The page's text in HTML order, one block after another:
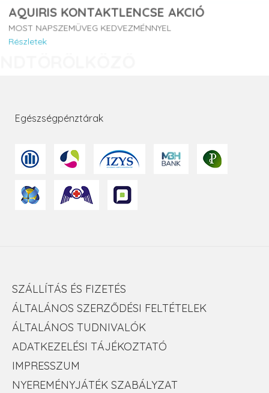
AQUIRIS KONTAKTLENCSE AKCIÓ
MOST NAPSZEMÜVEG KEDVEZMÉNNYEL
Részletek
Egészségpénztárak
SZÁLLÍTÁS ÉS FIZETÉS
ÁLTALÁNOS SZERZŐDÉSI FELTÉTELEK
ÁLTALÁNOS TUDNIVALÓK
ADATKEZELÉSI TÁJÉKOZTATÓ
IMPRESSZUM
NYEREMÉNYJÁTÉK SZABÁLYZAT